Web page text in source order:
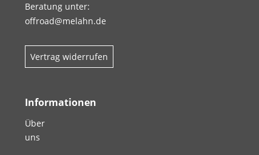
Beratung unter:
offroad@melahn.de
Vertrag widerrufen
Informationen
Über
uns